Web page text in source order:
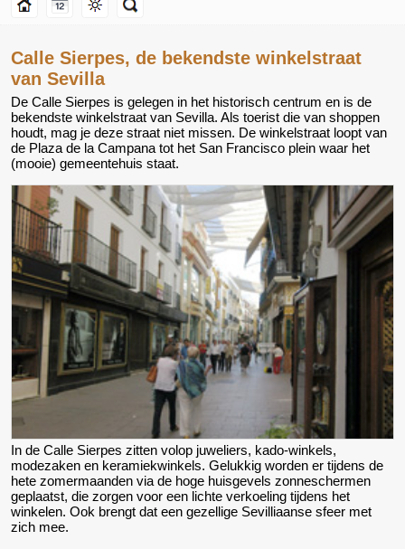
Calle Sierpes, de bekendste winkelstraat
van Sevilla
De Calle Sierpes is gelegen in het historisch centrum en is de
bekendste winkelstraat van Sevilla. Als toerist die van shoppen
houdt, mag je deze straat niet missen. De winkelstraat loopt van
de Plaza de la Campana tot het San Francisco plein waar het
(mooie) gemeentehuis staat.
In de Calle Sierpes zitten volop juweliers, kado-winkels,
modezaken en keramiekwinkels. Gelukkig worden er tijdens de
hete zomermaanden via de hoge huisgevels zonneschermen
geplaatst, die zorgen voor een lichte verkoeling tijdens het
winkelen. Ook brengt dat een gezellige Sevilliaanse sfeer met
zich mee.